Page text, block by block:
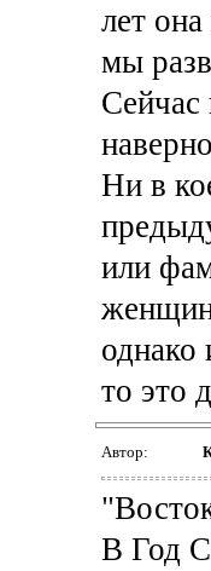
лет
мы
Сейчас
Ни в
или
однако
то это
Автор:
В Год